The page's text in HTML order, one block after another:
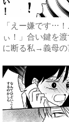
「えー嫌です…
ぃ！」合い鍵を
に断る私→義母の